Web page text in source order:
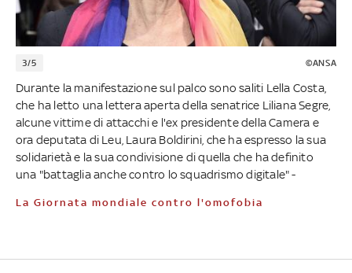
3/5 ©ANSA
Durante la manifestazione sul palco sono saliti Lella Costa,
che ha letto una lettera aperta della senatrice Liliana Segre,
alcune vittime di attacchi e l'ex presidente della Camera e
ora deputata di Leu, Laura Boldirini, che ha espresso la sua
solidarietà e la sua condivisione di quella che ha definito
una "battaglia anche contro lo squadrismo digitale" -
La Giornata mondiale contro l'omofobia